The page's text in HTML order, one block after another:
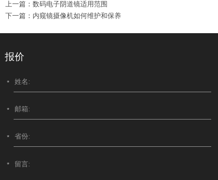
上一篇：数码电子阴道镜适用范围
下一篇： 内窥镜摄像机如何维护和保养
报价